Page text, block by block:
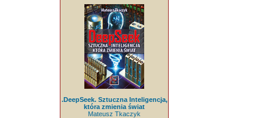
.DeepSeek. Sztuczna Inteligencja,
która zmienia świat
Mateusz Tkaczyk